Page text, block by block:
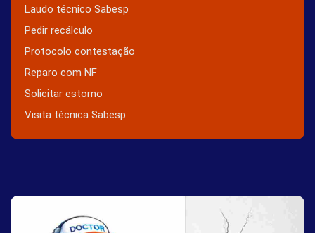
Laudo técnico Sabesp
Pedir recálculo
Protocolo contestação
Reparo com NF
Solicitar estorno
Visita técnica Sabesp